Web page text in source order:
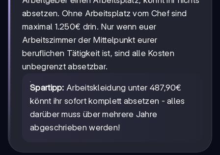
absetzen. Ohne Arbeitsplatz vom Chef sind
maximal 1.250€ drin. Nur wenn euer
Arbeitszimmer der Mittelpunkt eurer
beruflichen Tätigkeit ist, sind alle Kosten
unbegrenzt absetzbar.
Spartipp: Arbeitskleidung unter 487,90€
könnt ihr sofort komplett absetzen - alles
darüber muss über mehrere Jahre
abgeschrieben werden!